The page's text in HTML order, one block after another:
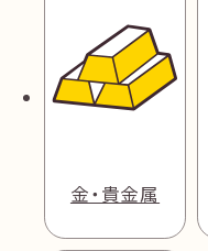
金・貴金属